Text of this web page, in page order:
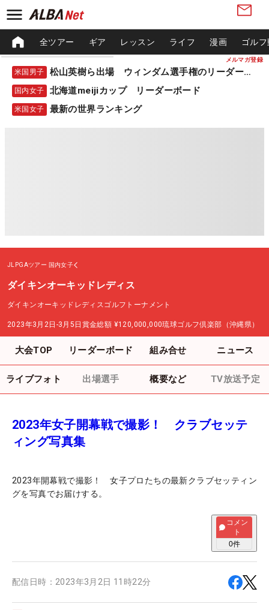
メルマガ登録
全ツアー ギア レッスン ライフ 漫画 ゴル
米国男子 松山英樹ら出場 ウィンダム選手権のリーダーボード
国内女子 北海道meijiカップ リーダーボード
米国女子 最新の世界ランキング
JLPGAツアー 国内女子
ダイキンオーキッドレディス
ダイキンオーキッドレディスゴルフトーナメント
2023年3月2日-3月5日 賞金総額 ¥120,000,000琉球ゴルフ倶楽部（沖縄県）
大会TOP リーダーボード 組み合せ ニュース
ライブフォト 出場選手 概要など TV放送予定
2023年女子開幕戦で撮影！ クラブセッテ
ィング写真集
2023年開幕戦で撮影！ 女子プロたちの最新クラブセッティン
グを写真でお届けする。
コメン
ト
0件
配信日時： 2023年3月2日 11時22分